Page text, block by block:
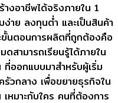
งอาชีพได้จริงภายใน 1
าย ลงทุนต่ำ และเป็นสินค้า
นตอนการผลิตที่ถูกต้องคือ
สามารถเรียนรู้ได้ภายใน
ออกแบบมาสำหรับผู้เริ่ม
วกลาง เพื่อขยายธุรกิจใน
หมาะกับใคร คนที่ต้องการ